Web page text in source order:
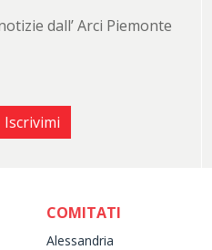
dall’ Arci Piemonte
Iscrivimi
COMITATI
Alessandria